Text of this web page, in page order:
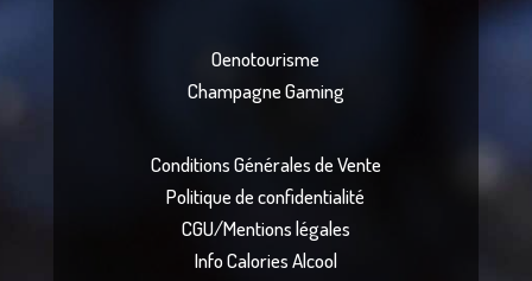
Oenotourisme
Champagne Gaming
Conditions Générales de Vente
Politique de confidentialité
CGU/Mentions légales
Info Calories Alcool